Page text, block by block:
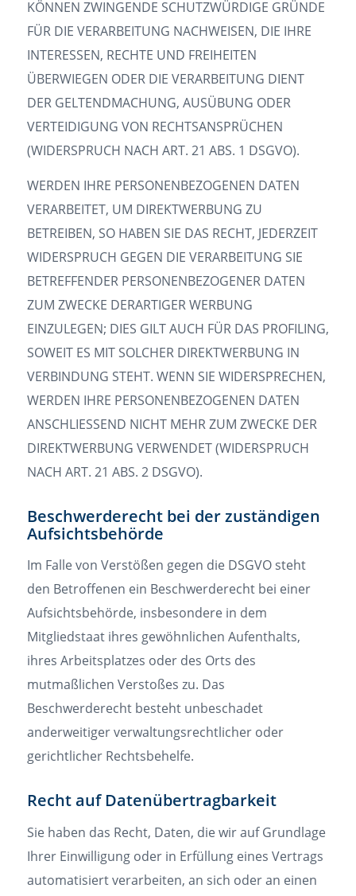
KÖNNEN ZWINGENDE SCHUTZWÜRDIGE GRÜNDE
FÜR DIE VERARBEITUNG NACHWEISEN, DIE IHRE
INTERESSEN, RECHTE UND FREIHEITEN
ÜBERWIEGEN ODER DIE VERARBEITUNG DIENT
DER GELTENDMACHUNG, AUSÜBUNG ODER
VERTEIDIGUNG VON RECHTSANSPRÜCHEN
(WIDERSPRUCH NACH ART. 21 ABS. 1 DSGVO).
WERDEN IHRE PERSONENBEZOGENEN DATEN
VERARBEITET, UM DIREKTWERBUNG ZU
BETREIBEN, SO HABEN SIE DAS RECHT, JEDERZEIT
WIDERSPRUCH GEGEN DIE VERARBEITUNG SIE
BETREFFENDER PERSONENBEZOGENER DATEN
ZUM ZWECKE DERARTIGER WERBUNG
EINZULEGEN; DIES GILT AUCH FÜR DAS PROFILING,
SOWEIT ES MIT SOLCHER DIREKTWERBUNG IN
VERBINDUNG STEHT. WENN SIE WIDERSPRECHEN,
WERDEN IHRE PERSONENBEZOGENEN DATEN
ANSCHLIESSEND NICHT MEHR ZUM ZWECKE DER
DIREKTWERBUNG VERWENDET (WIDERSPRUCH
NACH ART. 21 ABS. 2 DSGVO).
Beschwerderecht bei der zuständigen
Aufsichtsbehörde
Im Falle von Verstößen gegen die DSGVO steht
den Betroffenen ein Beschwerderecht bei einer
Aufsichtsbehörde, insbesondere in dem
Mitgliedstaat ihres gewöhnlichen Aufenthalts,
ihres Arbeitsplatzes oder des Orts des
mutmaßlichen Verstoßes zu. Das
Beschwerderecht besteht unbeschadet
anderweitiger verwaltungsrechtlicher oder
gerichtlicher Rechtsbehelfe.
Recht auf Datenübertragbarkeit
Sie haben das Recht, Daten, die wir auf Grundlage
Ihrer Einwilligung oder in Erfüllung eines Vertrags
automatisiert verarbeiten, an sich oder an einen